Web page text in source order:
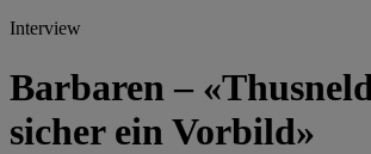
Interview
Barbaren –
sicher ein Vorbild»